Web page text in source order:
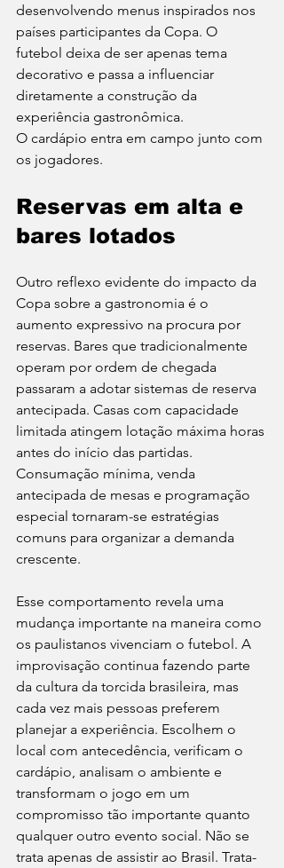
desenvolvendo menus inspirados nos
países participantes da Copa. O
futebol deixa de ser apenas tema
decorativo e passa a influenciar
diretamente a construção da
experiência gastronômica.
O cardápio entra em campo junto com
os jogadores.
Reservas em alta e
bares lotados
Outro reflexo evidente do impacto da
Copa sobre a gastronomia é o
aumento expressivo na procura por
reservas. Bares que tradicionalmente
operam por ordem de chegada
passaram a adotar sistemas de reserva
antecipada. Casas com capacidade
limitada atingem lotação máxima horas
antes do início das partidas.
Consumação mínima, venda
antecipada de mesas e programação
especial tornaram-se estratégias
comuns para organizar a demanda
crescente.
Esse comportamento revela uma
mudança importante na maneira como
os paulistanos vivenciam o futebol. A
improvisação continua fazendo parte
da cultura da torcida brasileira, mas
cada vez mais pessoas preferem
planejar a experiência. Escolhem o
local com antecedência, verificam o
cardápio, analisam o ambiente e
transformam o jogo em um
compromisso tão importante quanto
qualquer outro evento social. Não se
trata apenas de assistir ao Brasil. Trata-